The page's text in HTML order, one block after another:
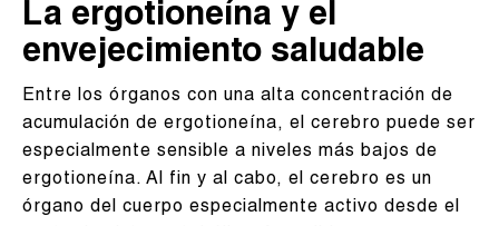
La ergotioneína y el
envejecimiento saludable
Entre los órganos con una alta concentración de
acumulación de ergotioneína, el cerebro puede ser
especialmente sensible a niveles más bajos de
ergotioneína. Al fin y al cabo, el cerebro es un
órgano del cuerpo especialmente activo desde el